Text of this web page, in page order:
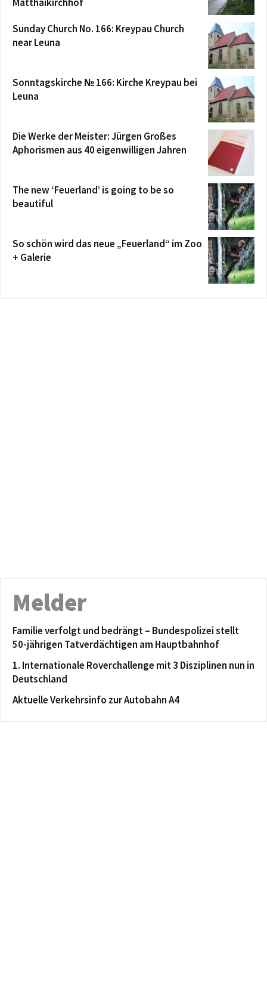
Sunday Church No. 166: Kreypau Church
near Leuna
Sonntagskirche № 166: Kirche Kreypau bei
Leuna
Die Werke der Meister: Jürgen Großes
Aphorismen aus 40 eigenwilligen Jahren
The new ‘Feuerland’ is going to be so
beautiful
So schön wird das neue „Feuerland“ im Zoo
+ Galerie
Melder
Familie verfolgt und bedrängt – Bundespolizei stellt
50-jährigen Tatverdächtigen am Hauptbahnhof
1. Internationale Roverchallenge mit 3 Disziplinen nun in
Deutschland
Aktuelle Verkehrsinfo zur Autobahn A4